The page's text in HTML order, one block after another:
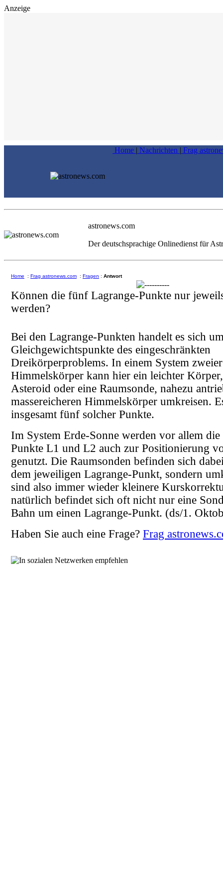
Anzeige
Home | Nachrichten | Frag
astronews.com
Der deutschsprachige Onlinedienst für
Home : Frag astronews.com : Fragen : Antwort
Können die fünf Lagrange-Punkte nur
werden?
Bei den Lagrange-Punkten handelt es sich
Gleichgewichtspunkte des eingeschränkten
Dreikörperproblems. In einem System zweier
Himmelskörper kann hier ein leichter
Asteroid oder eine Raumsonde, nahezu
massereicheren Himmelskörper umkreisen.
insgesamt fünf solcher Punkte.
Im System Erde-Sonne werden vor allem
Punkte L1 und L2 auch zur Positionierung
genutzt. Die Raumsonden befinden sich
dem jeweiligen Lagrange-Punkt, sondern
sind also immer wieder kleinere
natürlich befindet sich oft nicht nur eine
Bahn um einen Lagrange-Punkt. (ds/1.
Haben Sie auch eine Frage? Frag